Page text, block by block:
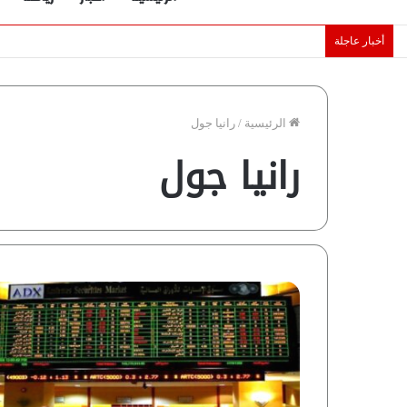
أخبار عاجلة
الرئيسية / رانيا جول
رانيا جول